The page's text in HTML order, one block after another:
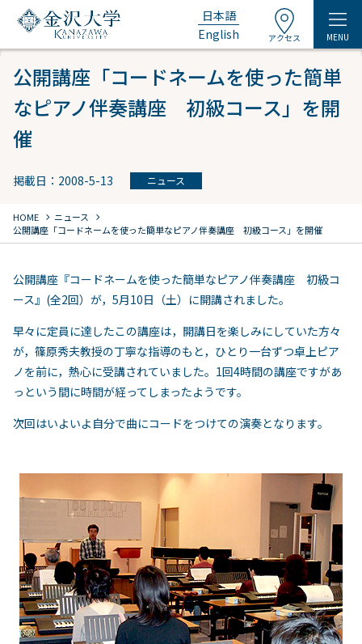
日本語
English
アクセス MENU
公開講座「コードネームを使った簡単
なピアノ伴奏講座 初級コース」を開
催
掲載日：2008-5-13 ニュース
HOME chevron_right ニュース chevron_right
公開講座「コードネームを使った簡単なピアノ伴奏講座 初級コース」を開催
公開講座『コードネームを使った簡単なピアノ伴奏講座 初級コ
ース』(全2回）が，5月10日（土）に開講されました。
早々に定員に達したこの講座は，開講日を楽しみにしていた方々
が，篠原秀夫教授の丁寧な指導のもと，ひとり一台ずつ卓上ピア
ノを前に，熱心に受講されていました。1回4時間の講座ですがあ
っという間に時間が経ってしまったようです。
次回はいよいよ自分で曲にコードをつけての演奏となります。